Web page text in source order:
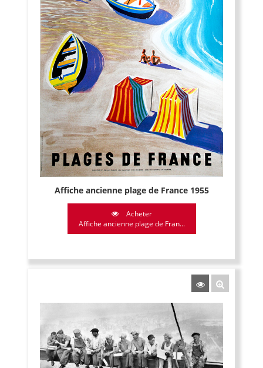
Affiche ancienne plage de France 1955
Acheter
Affiche ancienne plage de Fran...